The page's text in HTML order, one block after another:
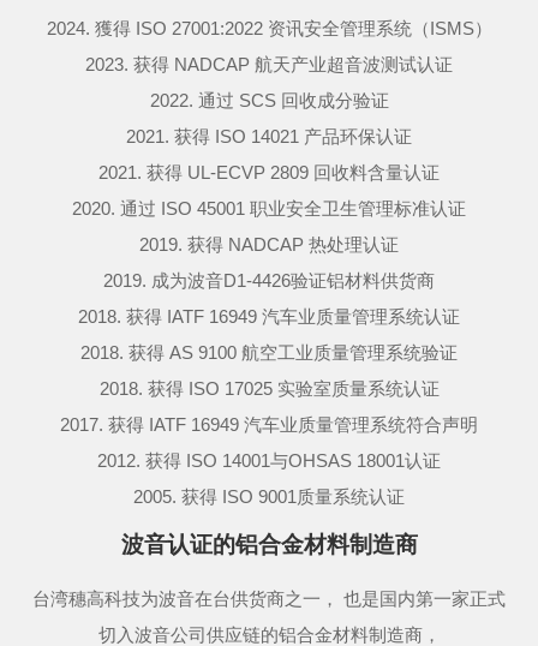
2024. 獲得 ISO 27001:2022 资讯安全管理系统（ISMS）
2023. 获得 NADCAP 航天产业超音波测试认证
2022. 通过 SCS 回收成分验证
2021. 获得 ISO 14021 产品环保认证
2021. 获得 UL-ECVP 2809 回收料含量认证
2020. 通过 ISO 45001 职业安全卫生管理标准认证
2019. 获得 NADCAP 热处理认证
2019. 成为波音D1-4426验证铝材料供货商
2018. 获得 IATF 16949 汽车业质量管理系统认证
2018. 获得 AS 9100 航空工业质量管理系统验证
2018. 获得 ISO 17025 实验室质量系统认证
2017. 获得 IATF 16949 汽车业质量管理系统符合声明
2012. 获得 ISO 14001与OHSAS 18001认证
2005. 获得 ISO 9001质量系统认证
波音认证的铝合金材料制造商
台湾穗高科技为波音在台供货商之一， 也是国内第一家正式
切入波音公司供应链的铝合金材料制造商，